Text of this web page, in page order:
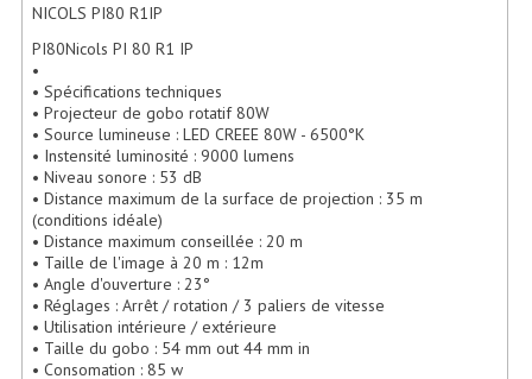
Haut-Parleurs Moteurs Tweeters Filtres
Filtres Passifs
Haut-Parleurs Amplis Guitare
Moteurs Pavillons Pour Enceinte
Tweeters Pour Enceintes
Lecteurs Audio & Sources
Platines Disque Vinyles
NICOLS PI80 R1IP
PI80Nicols PI 80 R1 IP
•
• Spécifications techniques
• Projecteur de gobo rotatif 80W
• Source lumineuse : LED CREEE 80W - 6500°K
• Instensité luminosité : 9000 lumens
• Niveau sonore : 53 dB
• Distance maximum de la surface de projection : 35 m
(conditions idéale)
• Distance maximum conseillée : 20 m
• Taille de l'image à 20 m : 12m
• Angle d'ouverture : 23°
• Réglages : Arrêt / rotation / 3 paliers de vitesse
• Utilisation intérieure / extérieure
• Taille du gobo : 54 mm out 44 mm in
• Consomation : 85 w